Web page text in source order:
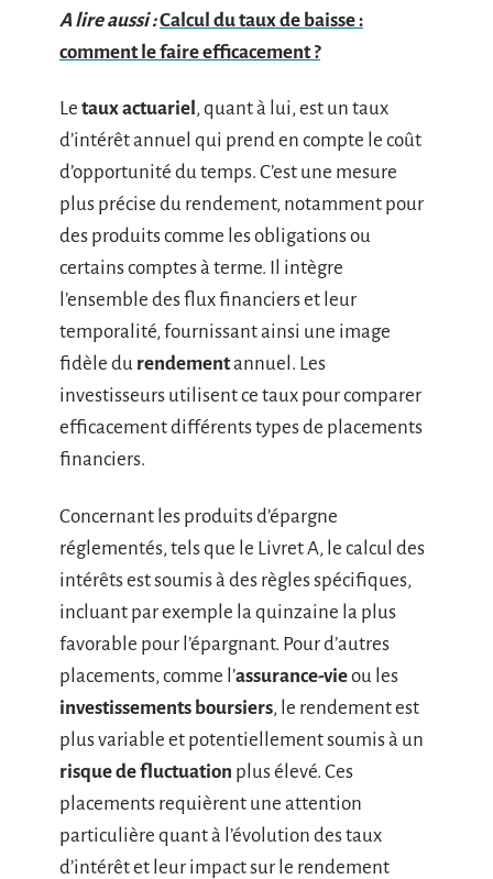
A lire aussi :Calcul du taux de baisse :
comment le faire efficacement ?
Le taux actuariel, quant à lui, est un taux
d’intérêt annuel qui prend en compte le coût
d’opportunité du temps. C’est une mesure
plus précise du rendement, notamment pour
des produits comme les obligations ou
certains comptes à terme. Il intègre
l’ensemble des flux financiers et leur
temporalité, fournissant ainsi une image
fidèle du rendementannuel. Les
investisseurs utilisent ce taux pour comparer
efficacement différents types de placements
financiers.
Concernant les produits d’épargne
réglementés, tels que le Livret A, le calcul des
intérêts est soumis à des règles spécifiques,
incluant par exemple la quinzaine la plus
favorable pour l’épargnant. Pour d’autres
placements, comme l’assurance-vieou les
investissements boursiers, le rendement est
plus variable et potentiellement soumis à un
risque de fluctuation plus élevé. Ces
placements requièrent une attention
particulière quant à l’évolution des taux
d’intérêt et leur impact sur le rendement